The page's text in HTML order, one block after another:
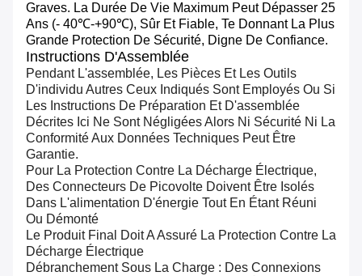
Graves. La Durée De Vie Maximum Peut Dépasser 25
Ans (- 40℃-+90℃), Sûr Et Fiable, Te Donnant La Plus
Grande Protection De Sécurité, Digne De Confiance.
Instructions D'Assemblée
Pendant L'assemblée, Les Pièces Et Les Outils
D'individu Autres Ceux Indiqués Sont Employés Ou Si
Les Instructions De Préparation Et D'assemblée
Décrites Ici Ne Sont Négligées Alors Ni Sécurité Ni La
Conformité Aux Données Techniques Peut Être
Garantie.
Pour La Protection Contre La Décharge Électrique,
Des Connecteurs De Picovolte Doivent Être Isolés
Dans L'alimentation D'énergie Tout En Étant Réuni
Ou Démonté
Le Produit Final Doit A Assuré La Protection Contre La
Décharge Électrique
Débranchement Sous La Charge : Des Connexions